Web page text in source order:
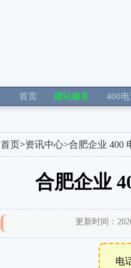
首页 建站服务 400
首页>资讯中心>合肥企业 400
合肥企业
更新时间：
电